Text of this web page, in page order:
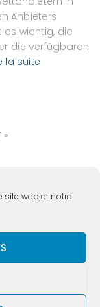
site web et notre
Anbieters
wichtig, die
die verfügbaren
la suite
NOUS ?